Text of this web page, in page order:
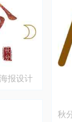
报设计
秋